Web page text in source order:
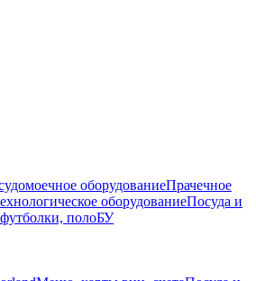
оборудованиеПрачечное
оборудованиеПосуда и
полоБУ